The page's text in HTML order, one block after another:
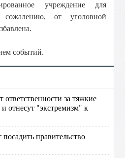
учреждение для
от уголовной
событий.
ответственности за тяжкие
отнесут "экстремизм" к
правительство